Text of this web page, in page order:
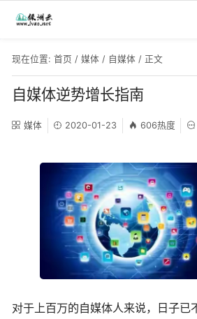
现在位置: 首页 / 媒体 / 自媒体 / 正文
自媒体逆势增长指南
媒体 2020-01-23 606热度
对于上百万的自媒体人来说，日子已